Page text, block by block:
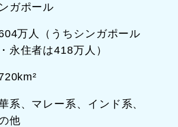
ガポール
万人（うちシンガポール
永住者は418万人）
系、マレー系、インド系、
他